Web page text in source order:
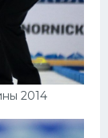
2014